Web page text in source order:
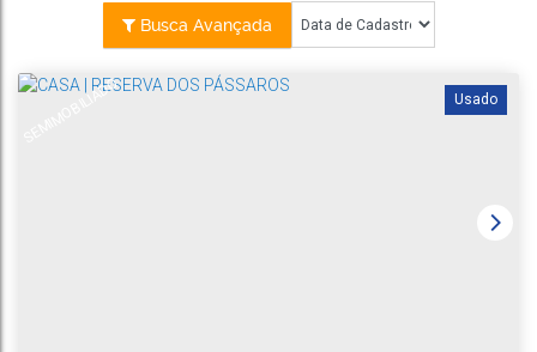
Busca Avançada
SEMIMOBILIADO Usado